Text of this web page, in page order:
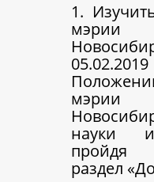
1.
науки
раздел